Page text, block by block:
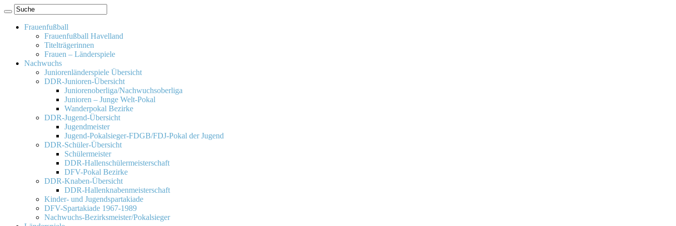
Frauenfußball
Frauenfußball Havelland
Titelträgerinnen
Frauen – Länderspiele
Nachwuchs
Juniorenländerspiele Übersicht
DDR-Junioren-Übersicht
Juniorenoberliga/Nachwuchsoberliga
Junioren – Junge Welt-Pokal
Wanderpokal Bezirke
DDR-Jugend-Übersicht
Jugendmeister
Jugend-Pokalsieger-FDGB/FDJ-Pokal der Jugend
DDR-Schüler-Übersicht
Schülermeister
DDR-Hallenschülermeisterschaft
DFV-Pokal Bezirke
DDR-Knaben-Übersicht
DDR-Hallenknabenmeisterschaft
Kinder- und Jugendspartakiade
DFV-Spartakiade 1967-1989
Nachwuchs-Bezirksmeister/Pokalsieger